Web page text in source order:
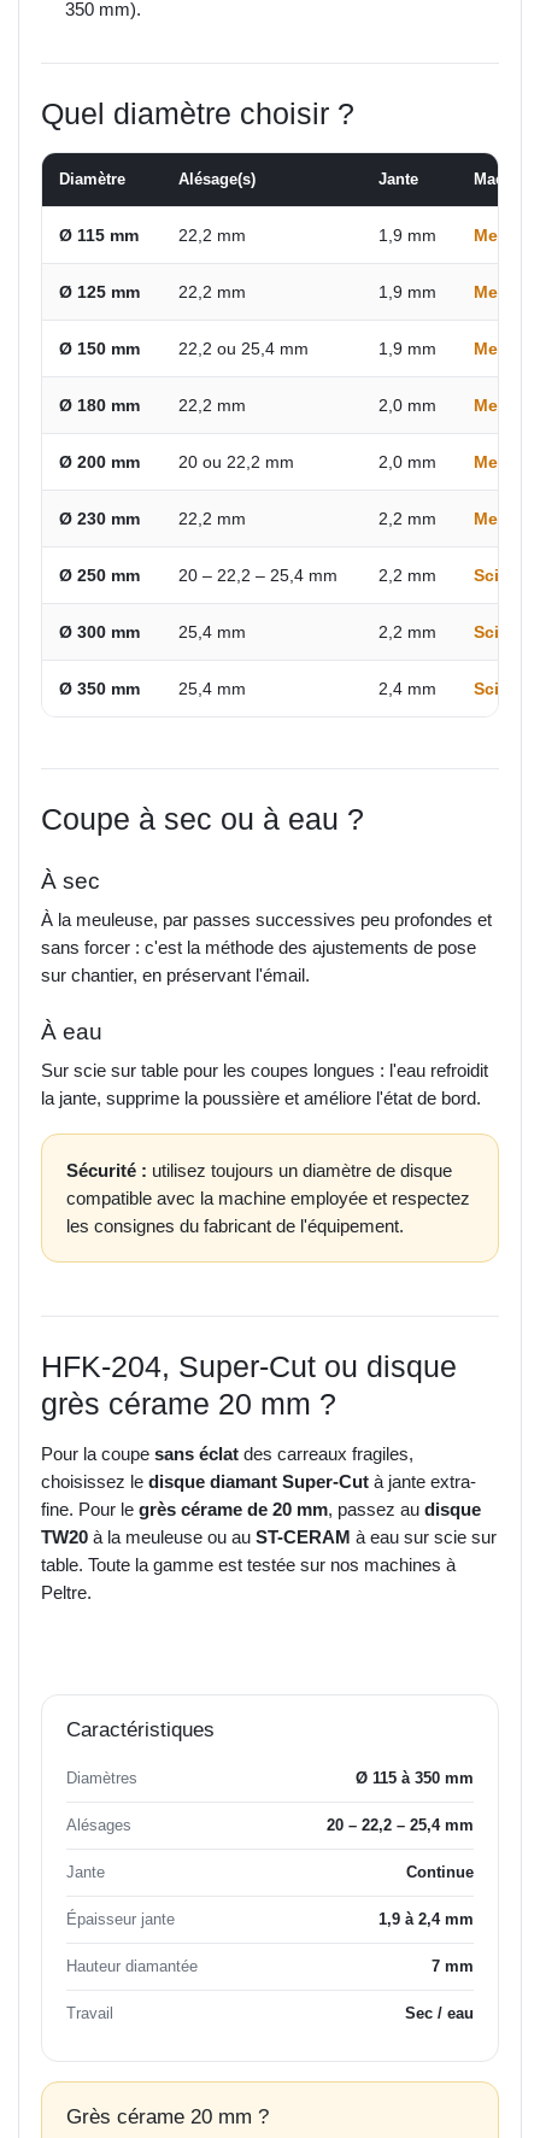
350 mm).
Quel diamètre choisir ?
Diamètre Alésage(s) Jante Machine
Ø 115 mm 22,2 mm 1,9 mm
Ø 125 mm 22,2 mm 1,9 mm
Ø 150 mm 22,2 ou 25,4 mm 1,9 mm
Ø 180 mm 22,2 mm 2,0 mm
Ø 200 mm 20 ou 22,2 mm 2,0 mm
Ø 230 mm 22,2 mm 2,2 mm
Ø 250 mm 20 – 22,2 – 25,4 mm 2,2 mm Scie
Ø 300 mm 25,4 mm 2,2 mm Scie
Ø 350 mm 25,4 mm 2,4 mm Scie
Coupe à sec ou à eau ?
À sec
À la meuleuse, par passes successives peu profondes et
sans forcer : c'est la méthode des ajustements de pose
sur chantier, en préservant l'émail.
À eau
Sur scie sur table pour les coupes longues : l'eau refroidit
la jante, supprime la poussière et améliore l'état de bord.
Sécurité : utilisez toujours un diamètre de disque
compatible avec la machine employée et respectez
les consignes du fabricant de l'équipement.
HFK-204, Super-Cut ou disque
grès cérame 20 mm ?
Pour la coupe sans éclat des carreaux fragiles,
choisissez le disque diamant Super-Cut à jante extra-
fine. Pour le grès cérame de 20 mm, passez au disque
TW20 à la meuleuse ou au ST-CERAM à eau sur scie sur
table. Toute la gamme est testée sur nos machines à
Peltre.
Caractéristiques
Diamètres Ø 115 à 350 mm
Alésages 20 – 22,2 – 25,4 mm
Jante Continue
Épaisseur jante 1,9 à 2,4 mm
Hauteur diamantée 7 mm
Travail Sec / eau
Grès cérame 20 mm ?